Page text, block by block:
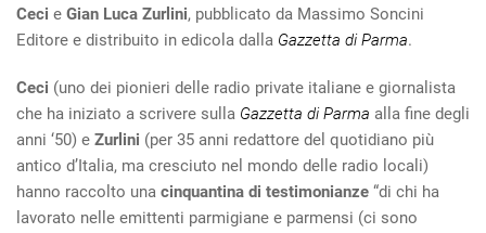
Ceci e Gian Luca Zurlini, pubblicato da Massimo Soncini
Editore e distribuito in edicola dalla Gazzetta di Parma.
Ceci (uno dei pionieri delle radio private italiane e giornalista
che ha iniziato a scrivere sulla Gazzetta di Parma alla fine degli
anni ‘50) e Zurlini (per 35 anni redattore del quotidiano più
antico d’Italia, ma cresciuto nel mondo delle radio locali)
hanno raccolto una cinquantina di testimonianze “di chi ha
lavorato nelle emittenti parmigiane e parmensi (ci sono